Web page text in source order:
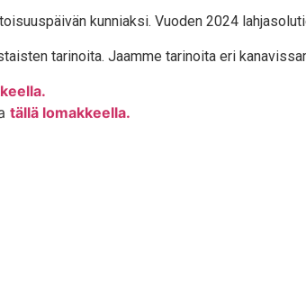
kun­niak­si. Vuo­den 2024
tari­noi­ta. Jaam­me tari­noi­ta eri
täl­lä lomakkeella.